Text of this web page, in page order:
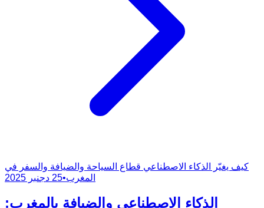
كيف يغيّر الذكاء الاصطناعي قطاع السياحة والضيافة والسفر في
المغرب•25 دجنبر 2025
الذكاء الاصطناعي والضيافة بالمغرب: